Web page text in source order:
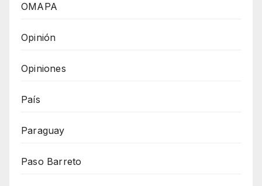
OMAPA
Opinión
Opiniones
País
Paraguay
Paso Barreto